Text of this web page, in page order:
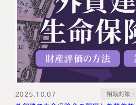
2025.10.07 相続対策